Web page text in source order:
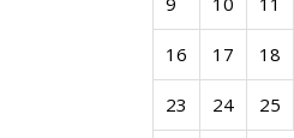
16 17 18
23 24 25